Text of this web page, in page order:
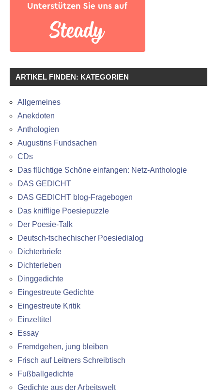
ARTIKEL FINDEN: KATEGORIEN
Allgemeines
Anekdoten
Anthologien
Augustins Fundsachen
CDs
Das flüchtige Schöne einfangen: Netz-Anthologie
DAS GEDICHT
DAS GEDICHT blog-Fragebogen
Das knifflige Poesiepuzzle
Der Poesie-Talk
Deutsch-tschechischer Poesiedialog
Dichterbriefe
Dichterleben
Dinggedichte
Eingestreute Gedichte
Eingestreute Kritik
Einzeltitel
Essay
Fremdgehen, jung bleiben
Frisch auf Leitners Schreibtisch
Fußballgedichte
Gedichte aus der Arbeitswelt